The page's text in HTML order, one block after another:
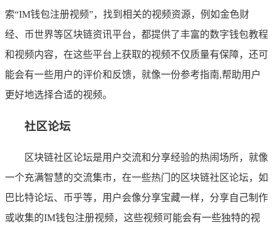
索“IM钱包注册视频”，找到相关的视频资源，例如金色财
经、币世界等区块链资讯平台，都提供了丰富的数字钱包教程
和视频内容，在这些平台上获取的视频不仅质量有保障，还可
能会有一些用户的评价和反馈，就像一份参考指南,帮助用户
更好地选择合适的视频。
社区论坛
区块链社区论坛是用户交流和分享经验的热闹场所，就像
一个充满智慧的交流集市，在一些热门的区块链社区论坛，如
巴比特论坛、币乎等，用户会像分享宝藏一样，分享自己制作
或收集的IM钱包注册视频，这些视频可能会有一些独特的视